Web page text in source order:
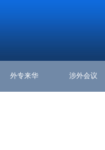
外专来华 涉外会议